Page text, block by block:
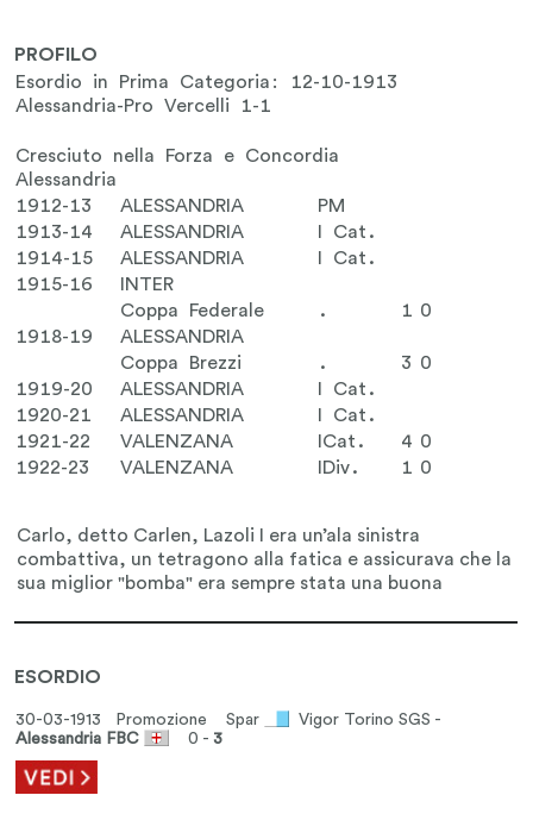
PROFILO
Esordio in Prima Categoria: 12-10-1913
Alessandria-Pro Vercelli 1-1
Cresciuto nella Forza e Concordia
Alessandria
1912-13
ALESSANDRIA
PM
1913-14
ALESSANDRIA
I Cat.
1914-15
ALESSANDRIA
I Cat.
1915-16
INTER
Coppa Federale
. 1 0
1918-19
ALESSANDRIA
Coppa Brezzi
. 3 0
1919-20
ALESSANDRIA
I Cat.
1920-21
ALESSANDRIA
I Cat.
1921-22
VALENZANA ICat. 4 0
1922-23
VALENZANA IDiv. 1 0
ESORDIO
30-03-1913 Promozione Spar
Vigor Torino SGS -
Alessandria FBC
0 - 3